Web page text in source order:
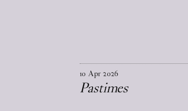
10 Apr 2026
Pastimes